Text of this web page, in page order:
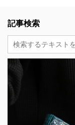
記事検索